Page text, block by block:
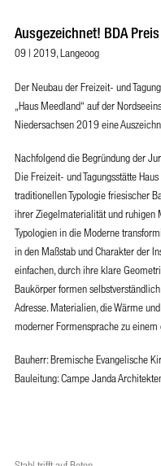
Ausgezeichnet! BDA
09 | 2019, Langeoog
Der Neubau der Freizeit- und
„Haus Meedland“ auf der
Niedersachsen 2019 eine
Nachfolgend die Begründung der
Die Freizeit- und Tagungsstätte
traditionellen Typologie friesischer
ihrer Ziegelmaterialität und ruhigen
Typologien in die Moderne
in den Maßstab und Charakter der
einfachen, durch ihre klare
Baukörper formen
Adresse. Materialien, die Wärme
moderner Formensprache zu
Bauherr: Bremische Evangelische
Bauleitung: Campe Janda